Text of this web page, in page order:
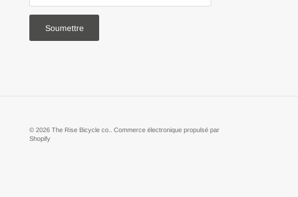
Soumettre
© 2026 The Rise Bicycle co.. Commerce électronique propulsé par
Shopify